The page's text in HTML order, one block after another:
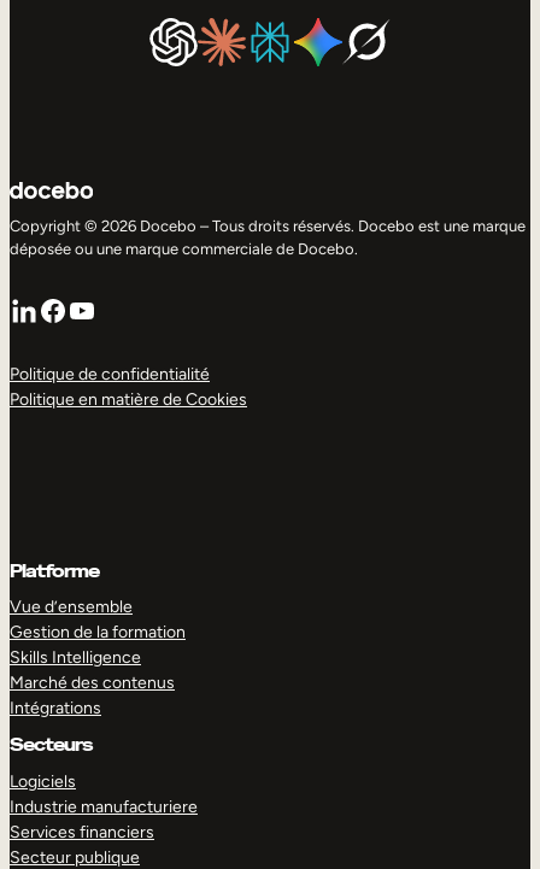
Copyright © 2026 Docebo – Tous droits réservés. Docebo est une marque
déposée ou une marque commerciale de Docebo.
LinkedIn
Facebook
YouTube
Politique de confidentialité
Politique en matière de Cookies
Platforme
Vue d’ensemble
Gestion de la formation
Skills Intelligence
Marché des contenus
Intégrations
Secteurs
Logiciels
Industrie manufacturiere
Services financiers
Secteur publique